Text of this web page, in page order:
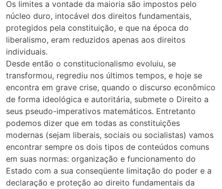
Os limites a vontade da maioria são impostos pelo
núcleo duro, intocável dos direitos fundamentais,
protegidos pela constituição, e que na época do
liberalismo, eram reduzidos apenas aos direitos
individuais.
Desde então o constitucionalismo evoluiu, se
transformou, regrediu nos últimos tempos, e hoje se
encontra em grave crise, quando o discurso econômico
de forma ideológica e autoritária, submete o Direito a
seus pseudo-imperativos matemáticos. Entretanto
podemos dizer que em todas as constituições
modernas (sejam liberais, sociais ou socialistas) vamos
encontrar sempre os dois tipos de conteúdos comuns
em suas normas: organização e funcionamento do
Estado com a sua conseqüente limitação do poder e a
declaração e proteção ao direito fundamentais da